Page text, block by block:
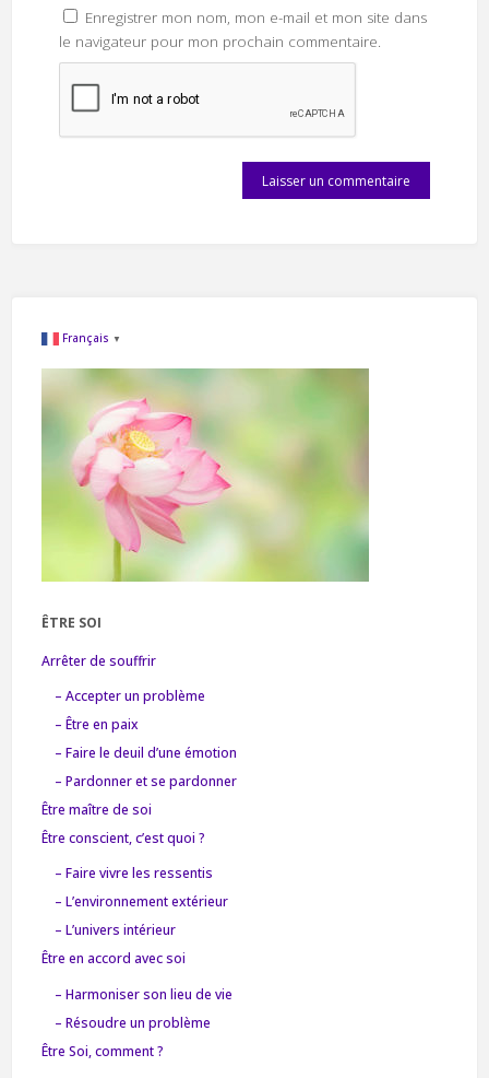
Enregistrer mon nom, mon e-mail et mon site dans
le navigateur pour mon prochain commentaire.
Français ▼
ÊTRE SOI
Arrêter de souffrir
– Accepter un problème
– Être en paix
– Faire le deuil d’une émotion
– Pardonner et se pardonner
Être maître de soi
Être conscient, c’est quoi ?
– Faire vivre les ressentis
– L’environnement extérieur
– L’univers intérieur
Être en accord avec soi
– Harmoniser son lieu de vie
– Résoudre un problème
Être Soi, comment ?